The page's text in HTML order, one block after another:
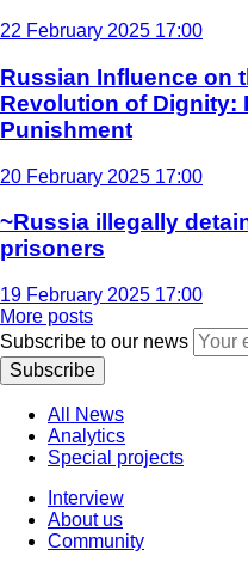
22 February 2025 17:00
Russian Influence on
Revolution of Dignity:
Punishment
20 February 2025 17:00
~Russia illegally
prisoners
19 February 2025 17:00
More posts
Subscribe to our news
Subscribe
All News
Analytics
Special projects
Interview
About us
Community